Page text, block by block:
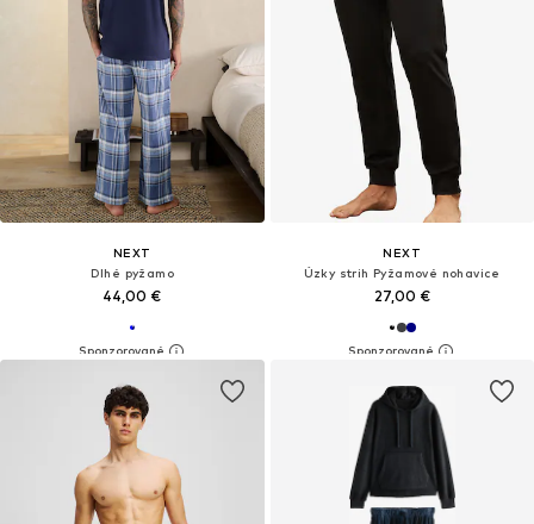
NEXT
Dlhé pyžamo
44,00 €
NEXT
Úzky strih Pyžamové nohavice
27,00 €